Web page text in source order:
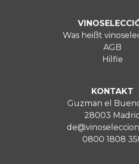
Was heißt
AGB
Hilfie
KONTAKT
Guzman el
28003 Madrid
0800 1808